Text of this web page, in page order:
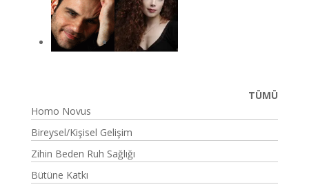
TÜMÜ
Homo Novus
Bireysel/Kişisel Gelişim
Zihin Beden Ruh Sağlığı
Bütüne Katkı